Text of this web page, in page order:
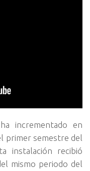
incrementado en
primer semestre del
instalación recibió
mismo periodo del